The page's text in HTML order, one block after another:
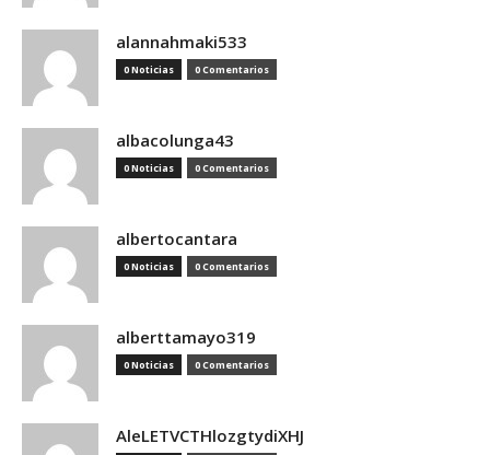
alannahmaki533
0 Noticias 0 Comentarios
albacolunga43
0 Noticias 0 Comentarios
albertocantara
0 Noticias 0 Comentarios
alberttamayo319
0 Noticias 0 Comentarios
AleLETVCTHlozgtydiXHJ